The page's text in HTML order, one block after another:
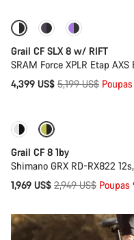
-15% Suspensão
Grail CF SLX 8 w/ RIFT
SRAM Force XPLR Etap
4,399 US$ Preço
5,199 US$
Disponível apenas em XL
Grail CF 8 1by
Shimano GRX RD-RX822
1,969 US$ Preço
2,949 US$ Poupas